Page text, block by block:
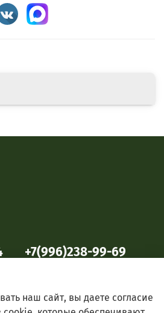
+7(996)238-99-69
наш сайт, вы даете согласие